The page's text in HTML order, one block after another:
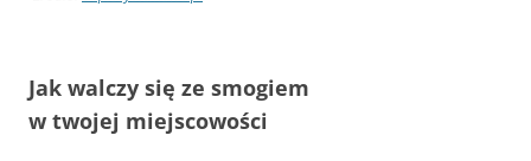
Jak walczy się ze smogiem
w twojej miejscowości